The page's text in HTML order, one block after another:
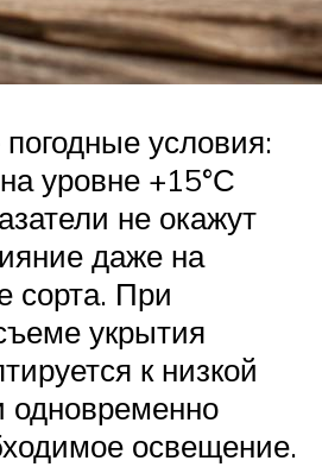
условия:
уровне +15°С
не окажут
даже на
сорта. При
укрытия
к низкой
одновременно
освещение.